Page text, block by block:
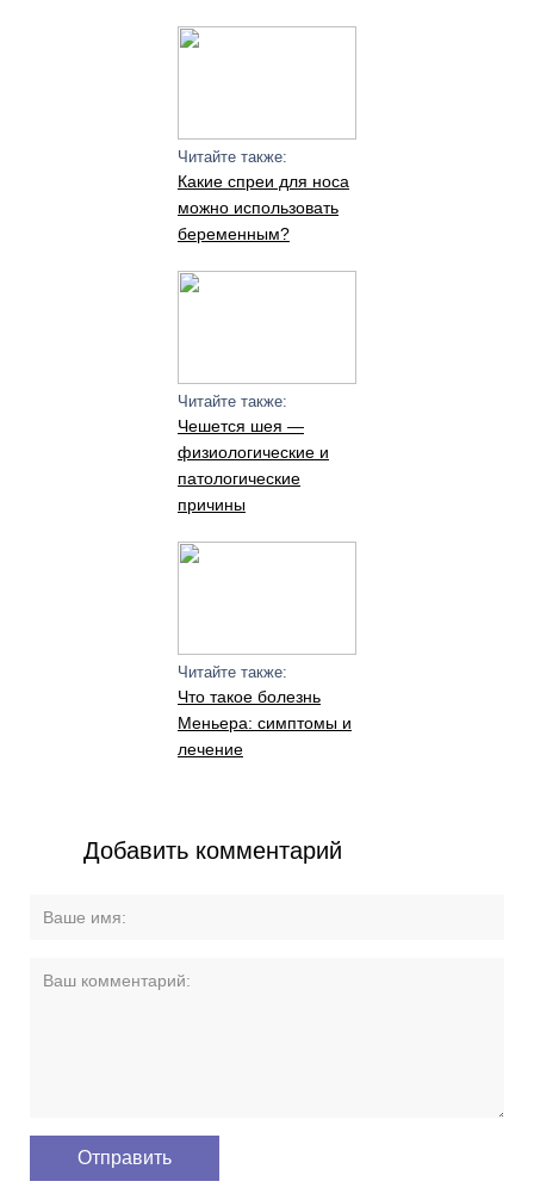
Читайте также:
Какие спреи для носа
можно использовать
беременным?
Читайте также:
Чешется шея —
физиологические и
патологические
причины
Читайте также:
Что такое болезнь
Меньера: симптомы и
лечение
Добавить комментарий